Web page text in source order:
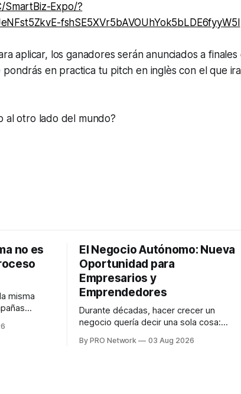
SmartBiz-Expo/?
fshSE5XVr5bAVOUhYok5bLDE6fyyW5I
aplicar, los ganadores serán anunciados a finales
en practica tu pitch en inglès con el que
al otro lado del mundo?
no es
misma
El Negocio Autónomo: Nueva
Oportunidad para
Empresarios y
Emprendedores
Durante décadas, hacer crecer un
negocio quería decir una sola cosa:
anuncios, un especialista en marketing
By PRO Network 03 Aug 2026